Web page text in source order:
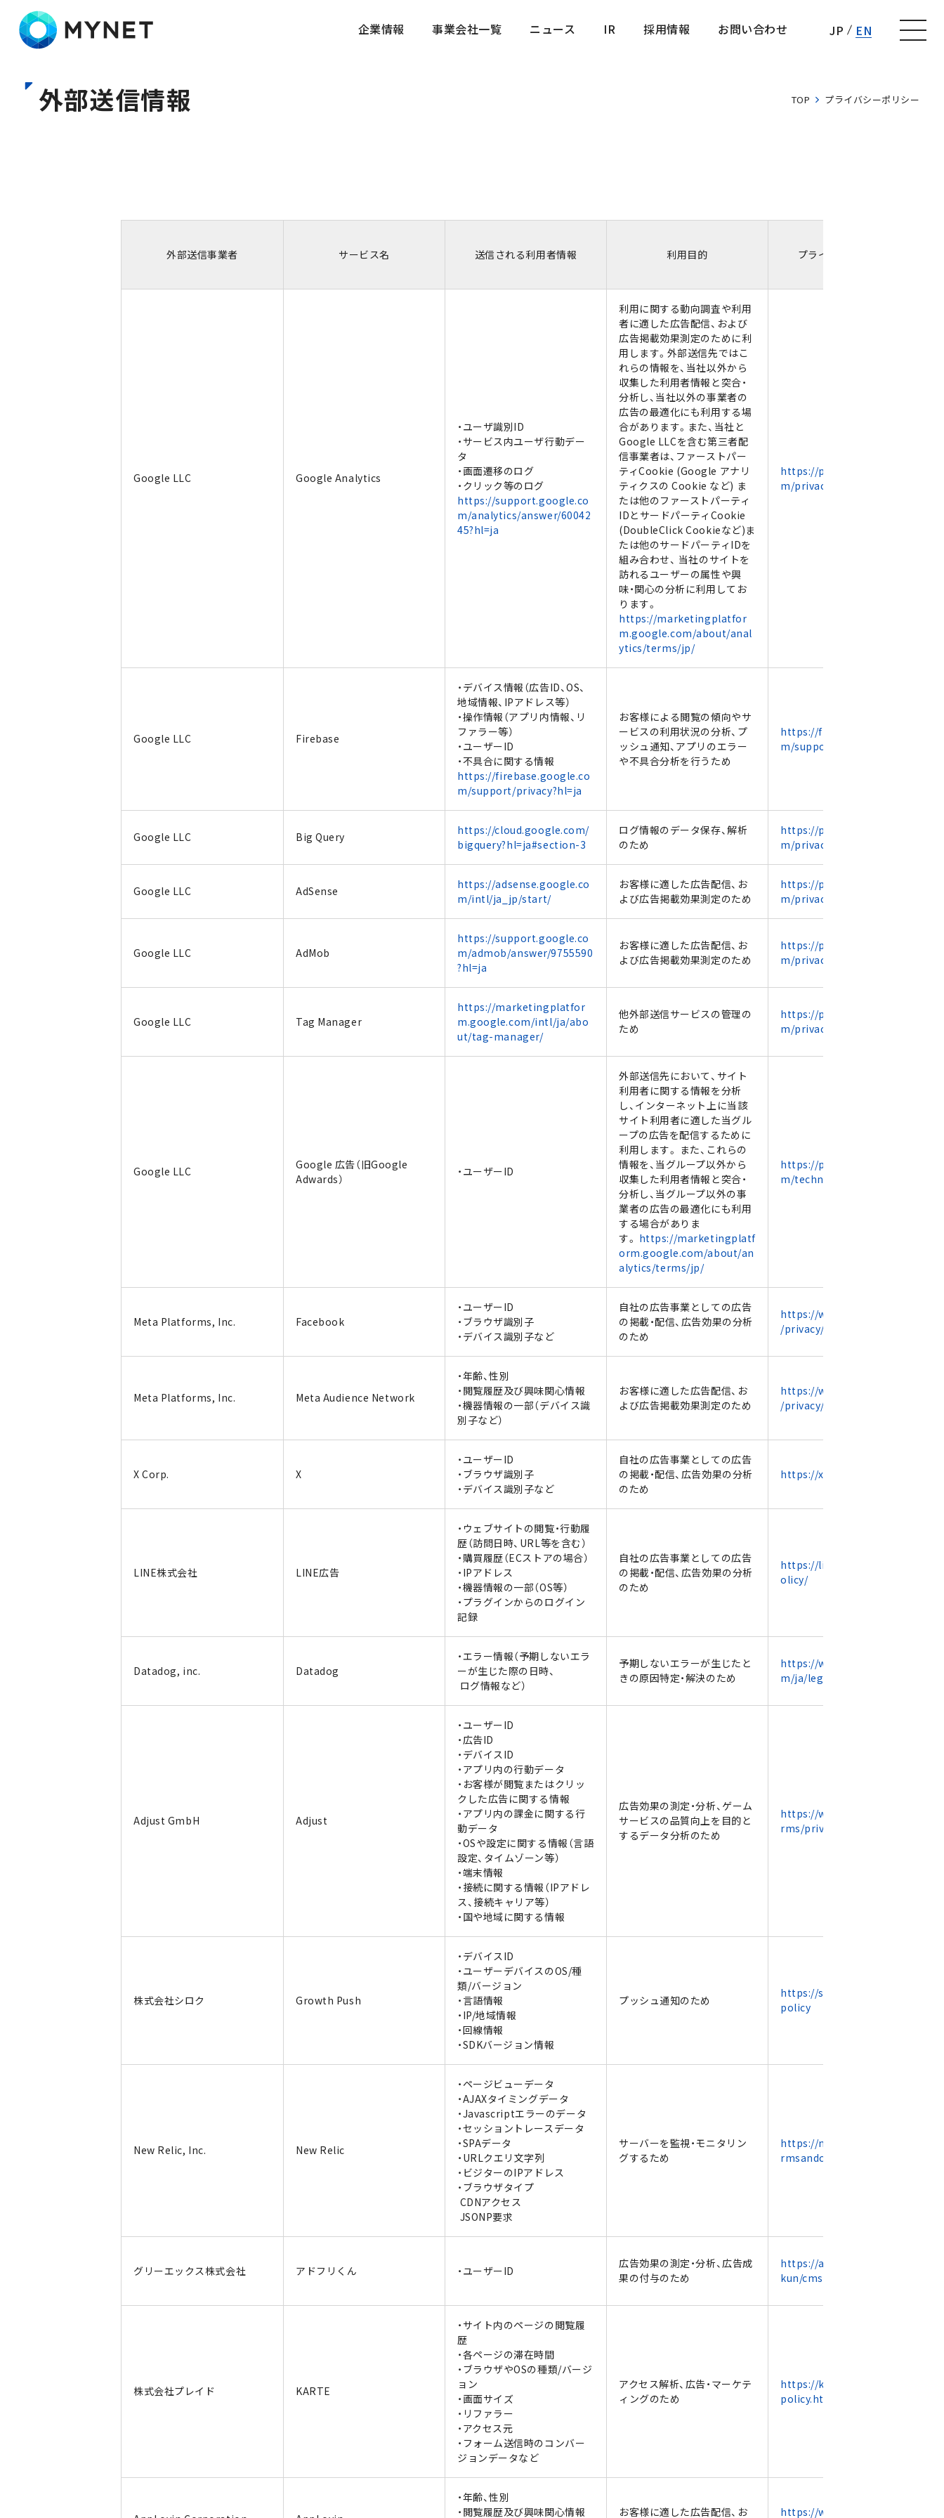
企業情報
事業会社一覧
ニュース
IR
採用情報
お問い合わせ
JP EN
TOP プライバシーポリシー
外部送信情報
外部送信事業者 サービス名 送信される利用者情報 利用目的 プライバシーポリシー
Google LLC Google Analytics
・ユーザ識別ID
・サービス内ユーザ行動デー
タ
・画面遷移のログ
・クリック等のログ
https://support.google.co
m/analytics/answer/60042
45?hl=ja
利用に関する動向調査や利用
者に適した広告配信、および
広告掲載効果測定のために利
用します。外部送信先ではこ
れらの情報を、当社以外から
収集した利用者情報と突合・
分析し、当社以外の事業者の
広告の最適化にも利用する場
合があります。また、当社と
Google LLCを含む第三者配
信事業者は、ファーストパー
ティCookie (Google アナリ
ティクスの Cookie など) ま
たは他のファーストパーティ
IDとサードパーティCookie
(DoubleClick Cookieなど)ま
たは他のサードパーティIDを
組み合わせ、 当社のサイトを
訪れるユーザーの属性や興
味・関心の分析に利用してお
ります。
https://marketingplatfor
m.google.com/about/anal
ytics/terms/jp/
https://policies.google.co
m/privacy?hl=ja
Google LLC Firebase
・デバイス情報（広告ID、OS、
地域情報、IPアドレス等）
・操作情報（アプリ内情報、リ
ファラー等）
・ユーザーID
・不具合に関する情報
https://firebase.google.co
m/support/privacy?hl=ja
お客様による閲覧の傾向やサ
ービスの利用状況の分析、プ
ッシュ通知、アプリのエラー
や不具合分析を行うため
https://firebase.google.co
m/support/privacy?hl=ja
Google LLC Big Query
https://cloud.google.com/
bigquery?hl=ja#section-3
ログ情報のデータ保存、解析
のため
https://policies.google.co
m/privacy?hl=ja
Google LLC AdSense
https://adsense.google.co
m/intl/ja_jp/start/
お客様に適した広告配信、お
よび広告掲載効果測定のため
https://policies.google.co
m/privacy?hl=ja
Google LLC AdMob
https://support.google.co
m/admob/answer/9755590
?hl=ja
お客様に適した広告配信、お
よび広告掲載効果測定のため
https://policies.google.co
m/privacy?hl=ja
Google LLC Tag Manager
https://marketingplatfor
m.google.com/intl/ja/abo
ut/tag-manager/
他外部送信サービスの管理の
ため
https://policies.google.co
m/privacy?hl=ja
Google LLC
Google 広告（旧Google
Adwards）
・ユーザーID
外部送信先において、サイト
利用者に関する情報を分析
し、インターネット上に当該
サイト利用者に適した当グル
ープの広告を配信するために
利用します。 また、これらの
情報を、当グループ以外から
収集した利用者情報と突合・
分析し、当グループ以外の事
業者の広告の最適化にも利用
する場合がありま
す。 https://marketingplatf
orm.google.com/about/an
alytics/terms/jp/
https://policies.google.co
m/technologies/ads
Meta Platforms, Inc. Facebook
・ユーザーID
・ブラウザ識別子
・デバイス識別子など
自社の広告事業としての広告
の掲載・配信、広告効果の分析
のため
https://www.facebook.com
/privacy/policy
Meta Platforms, Inc. Meta Audience Network
・年齢、性別
・閲覧履歴及び興味関心情報
・機器情報の一部（デバイス識
別子など）
お客様に適した広告配信、お
よび広告掲載効果測定のため
https://www.facebook.com
/privacy/policy
X Corp. X
・ユーザーID
・ブラウザ識別子
・デバイス識別子など
自社の広告事業としての広告
の掲載・配信、広告効果の分析
のため
https://x.com/ja/privacy
LINE株式会社 LINE広告
・ウェブサイトの閲覧・行動履
歴（訪問日時、URL等を含む）
・購買履歴（ECストアの場合）
・IPアドレス
・機器情報の一部（OS等）
・プラグインからのログイン
記録
自社の広告事業としての広告
の掲載・配信、広告効果の分析
のため
https://line.me/ja/terms/p
olicy/
Datadog, inc. Datadog
・エラー情報（予期しないエラ
ーが生じた際の日時、
ログ情報など）
予期しないエラーが生じたと
きの原因特定・解決のため
https://www.datadoghq.co
m/ja/legal/privacy/
Adjust GmbH Adjust
・ユーザーID
・広告ID
・デバイスID
・アプリ内の行動データ
・お客様が閲覧またはクリッ
クした広告に関する情報
・アプリ内の課金に関する行
動データ
・OSや設定に関する情報（言語
設定、タイムゾーン等）
・端末情報
・接続に関する情報（IPアドレ
ス、接続キャリア等）
・国や地域に関する情報
広告効果の測定・分析、ゲーム
サービスの品質向上を目的と
するデータ分析のため
https://www.adjust.com/te
rms/privacy-policy/
株式会社シロク Growth Push
・デバイスID
・ユーザーデバイスのOS/種
類/バージョン
・言語情報
・IP/地域情報
・回線情報
・SDKバージョン情報
プッシュ通知のため
https://sirok.co.jp/privacy-
policy
New Relic, Inc. New Relic
・ページビューデータ
・AJAXタイミングデータ
・Javascriptエラーのデータ
・セッショントレースデータ
・SPAデータ
・URLクエリ文字列
・ビジターのIPアドレス
・ブラウザタイプ
CDNアクセス
JSONP要求
サーバーを監視・モニタリン
グするため
https://newrelic.com/jp/te
rmsandconditions/privacy
グリーエックス株式会社 アドフリくん ・ユーザーID
広告効果の測定・分析、広告成
果の付与のため
https://adfurikun.jp/adfuri
kun/cms/detail/code/9998
株式会社プレイド KARTE
・サイト内のページの閲覧履
歴
・各ページの滞在時間
・ブラウザやOSの種類/バージ
ョン
・画面サイズ
・リファラー
・アクセス元
・フォーム送信時のコンバー
ジョンデータなど
アクセス解析、広告・マーケテ
ィングのため
https://karte.io/karte-
policy.html
・年齢、性別
・閲覧履歴及び興味関心情報
お客様に適した広告配信、お https://www.applovin.com